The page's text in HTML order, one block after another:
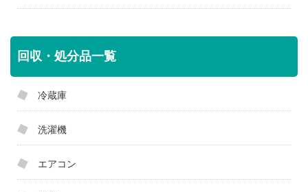
回収・処分品一覧
冷蔵庫
洗濯機
エアコン